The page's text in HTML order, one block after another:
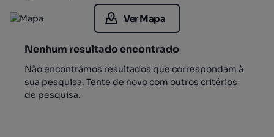
Ver Mapa
Nenhum resultado encontrado
Não encontrámos resultados que correspondam à
sua pesquisa. Tente de novo com outros critérios
de pesquisa.